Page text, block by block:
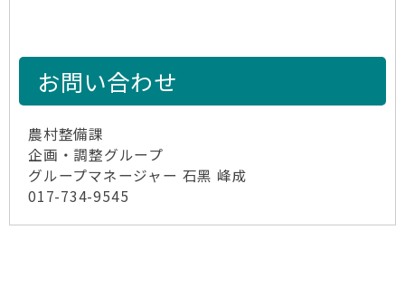
お問い合わせ
農村整備課
企画・調整グループ
グループマネージャー ⽯⿊ 峰成
017-734-9545